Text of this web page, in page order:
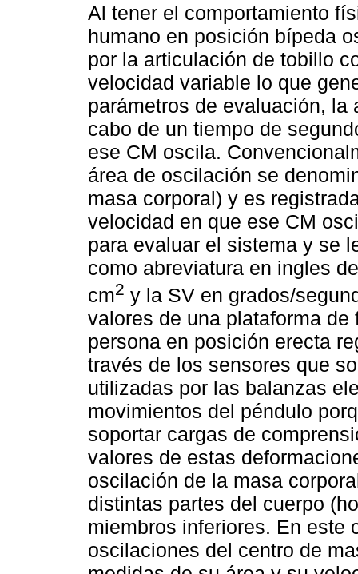
Al tener el comportamiento
humano en posición bípeda
por la articulación de tobillo
velocidad variable lo que
parámetros de evaluación,
cabo de un tiempo de
ese CM oscila.
área de oscilación se
masa corporal) y es
velocidad en que ese CM
para evaluar el sistema y se
como abreviatura en ingles
cm2 y la SV en grados/
valores de una plataforma
persona en posición erecta
través de los sensores que
utilizadas por las balanzas
movimientos del péndulo
soportar cargas de
valores de estas
oscilación de la masa
distintas partes del cuerpo
miembros inferiores. En este
oscilaciones del centro de